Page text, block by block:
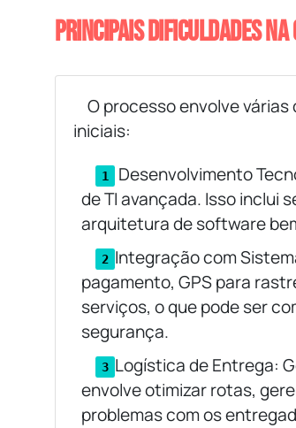
Principais dificuldades na
O processo envolve
iniciais:
Desenvolvimento
de TI avançada. Isso inclui
arquitetura de software
Integração com
pagamento, GPS para
serviços, o que pode ser
segurança.
Logística de Entrega:
envolve otimizar rotas,
problemas com os